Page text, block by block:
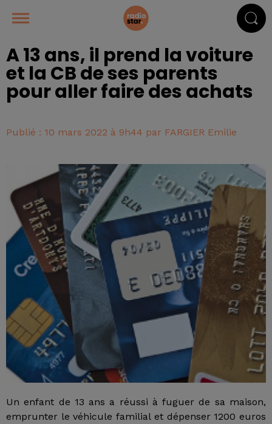
A 13 ans, il prend la voiture
et la CB de ses parents
pour aller faire des achats
Publié : 10 mars 2022 à 9h44 par FARGIER Emilie
Un enfant de 13 ans a réussi à fuguer de sa maison,
emprunter le véhicule familial et dépenser 1200 euros